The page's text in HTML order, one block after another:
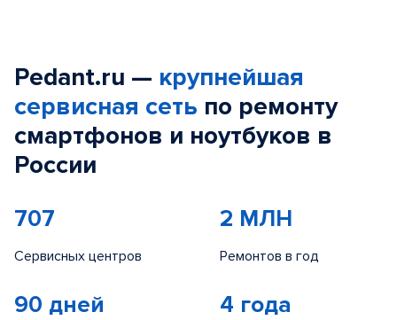
Pedant.ru — крупнейшая
сервисная сеть по ремонту
смартфонов и ноутбуков в
России
707
Сервисных центров
2 МЛН
Ремонтов в год
90 дней 4 года